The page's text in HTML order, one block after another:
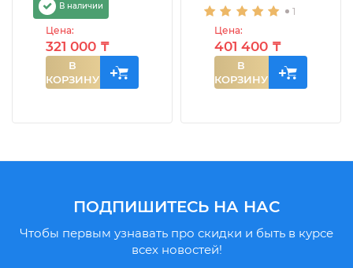
В наличии
Цена:
321 000 ₸
В
КОРЗИНУ
1
Цена:
401 400 ₸
В
КОРЗИНУ
ПОДПИШИТЕСЬ НА НАС
Чтобы первым узнавать про скидки и быть в курсе
всех новостей!